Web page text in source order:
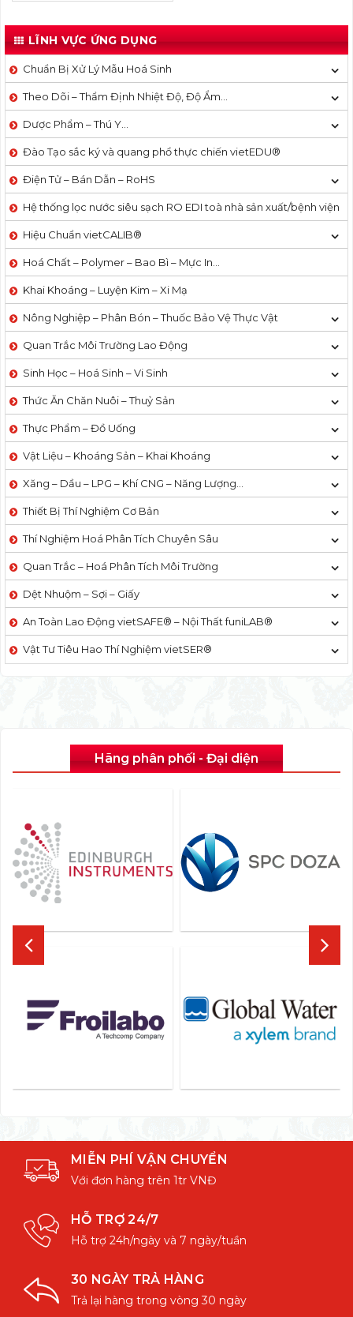
LĨNH VỰC ỨNG DỤNG
Chuẩn Bị Xử Lý Mẫu Hoá Sinh
Theo Dõi – Thẩm Định Nhiệt Độ, Độ Ẩm…
Dược Phẩm – Thú Y…
Đào Tạo sắc ký và quang phổ thực chiến vietEDU®
Điện Tử – Bán Dẫn – RoHS
Hệ thống lọc nước siêu sạch RO EDI​​ toà nhà sản xuất/bệnh viện
Hiệu Chuẩn vietCALIB®
Hoá Chất – Polymer – Bao Bì – Mực In…
Khai Khoáng – Luyện Kim – Xi Mạ
Nông Nghiệp – Phân Bón – Thuốc Bảo Vệ Thực Vật
Quan Trắc Môi Trường Lao Động
Sinh Học – Hoá Sinh – Vi Sinh
Thức Ăn Chăn Nuôi – Thuỷ Sản
Thực Phẩm – Đồ Uống
Vật Liệu – Khoáng Sản – Khai Khoáng
Xăng – Dầu – LPG – Khí CNG – Năng Lượng…
Thiết Bị Thí Nghiệm Cơ Bản
Thí Nghiệm Hoá Phân Tích Chuyên Sâu
Quan Trắc – Hoá Phân Tích Môi Trường
Dệt Nhuộm – Sợi – Giấy
An Toàn Lao Động vietSAFE® – Nội Thất funiLAB®
Vật Tư Tiêu Hao Thí Nghiệm vietSER®
Hãng phân phối - Đại diện
MIỄN PHÍ VẬN CHUYỂN
Với đơn hàng trên 1tr VNĐ
HỖ TRỢ 24/7
Hỗ trợ 24h/ngày và 7 ngày/tuần
30 NGÀY TRẢ HÀNG
Trả lại hàng trong vòng 30 ngày